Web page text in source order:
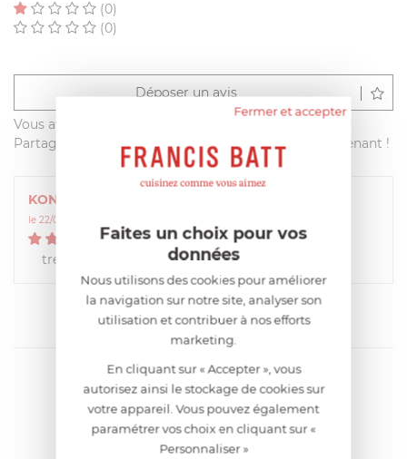
(0)
(0)
Déposer un avis
Vous avez acheté ce produit sur francisbatt.com ?
Partagez votre avis avec les autres clients dès maintenant !
KONOGAN
le 22/09/2021 à 09:57:11
5/5
tres bien
Fermer et accepter
Faites un choix pour vos
données
Nous utilisons des cookies pour améliorer
la navigation sur notre site, analyser son
utilisation et contribuer à nos efforts
marketing.
En cliquant sur « Accepter », vous
autorisez ainsi le stockage de cookies sur
votre appareil. Vous pouvez également
paramétrer vos choix en cliquant sur «
Personnaliser »